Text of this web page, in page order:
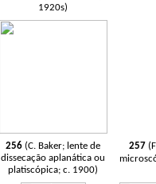
1920s)
256 (C. Baker; lente de
dissecação aplanática ou
platiscópica; c. 1900)
257